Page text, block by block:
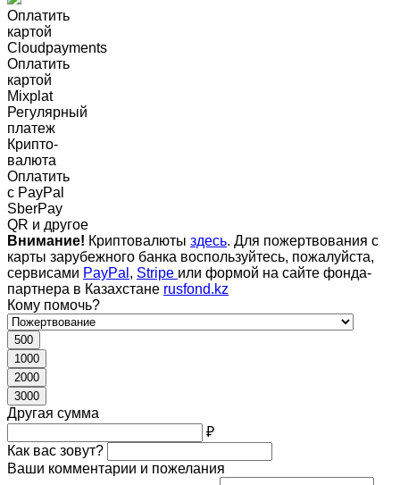
Оплатить
картой
Cloudpayments
Оплатить
картой
Mixplat
Регулярный
платеж
Крипто-
валюта
Оплатить
c PayPal
SberPay
QR и другое
Внимание! Криптовалюты здесь. Для пожертвования с
карты зарубежного банка воспользуйтесь, пожалуйста,
сервисами PayPal , Stripe или формой на сайте фонда-
партнера в Казахстане rusfond.kz
Кому помочь?
500
1000
2000
3000
Другая сумма
₽
Как вас зовут?
Ваши комментарии и пожелания